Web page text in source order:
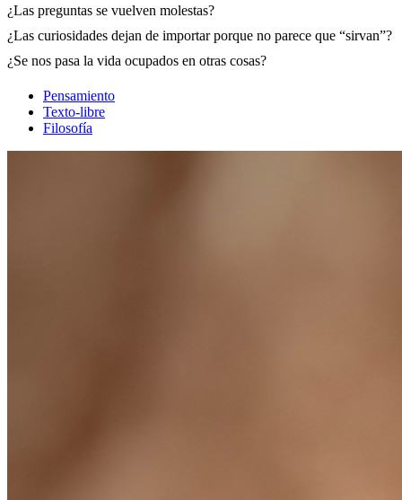
¿Las preguntas se vuelven molestas?
¿Las curiosidades dejan de importar porque no parece que “sirvan”?
¿Se nos pasa la vida ocupados en otras cosas?
Pensamiento
Texto-libre
Filosofía